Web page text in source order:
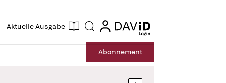
Aktuelle Ausgabe Suche login
login
Abonnement